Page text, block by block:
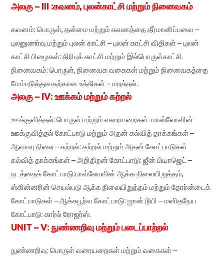
அலகு – III :கவனம், புலன்காட்சி மற்றும் நினைவகம்
கவனம்: பொருள், தன்மை மற்றும் கவனத்தை தீர்மானிப்பவை –
புலனுணர்வு மற்றும் புலன் காட்சி – புலன் காட்சி விதிகள் – புலன்
காட்சி பிழைகள்: திரிபுக் காட்சி மற்றும் இல்பொருள்காட்சி.
நினைவகம்: பொருள், நினைவக வகைகள் மற்றும் நினைவகத்தை
மேம்படுத்துவதற்கான உத்திகள் – மறத்தல்.
அலகு – IV: ஊக்கம் மற்றும் கற்றல்
ஊக்குவித்தல்: பொருள் மற்றும் வரையறைகள்-மாஸ்லோவின்
ஊக்குவித்தல் கோட்பாடு மற்றும் அதன் கல்வித் தாக்கங்கள் –
ஆவாவு நிலை – கற்றல்: கற்றல் மற்றும் அதன் கோட்பாடுகள்
கல்வித் தாக்கங்கள் – அறிதிறன் கோட்பாடு: ஜீன் பியாஜெட் –
நடத்தைக் கோட்பாடு:பாவ்லோவின் ஆக்க நிலையிறுத்தம்,
ஸ்கின்னரின் செயல்படு ஆக்க நிலையிறுத்தம் மற்றும் தோர்ன்டைக்
கோட்பாடுகள் – ஆக்கபூர்வ கோட்பாடு: ஜான் டூயி – மனிதநேய
கோட்பாடு: கார்ல் ரோஜர்ஸ்.
UNIT – V: நுண்ணறிவு மற்றும் படைப்பாற்றல்
நுண்ணறிவு: பொருள் வரையறைகள் மற்றும் வகைகள் –